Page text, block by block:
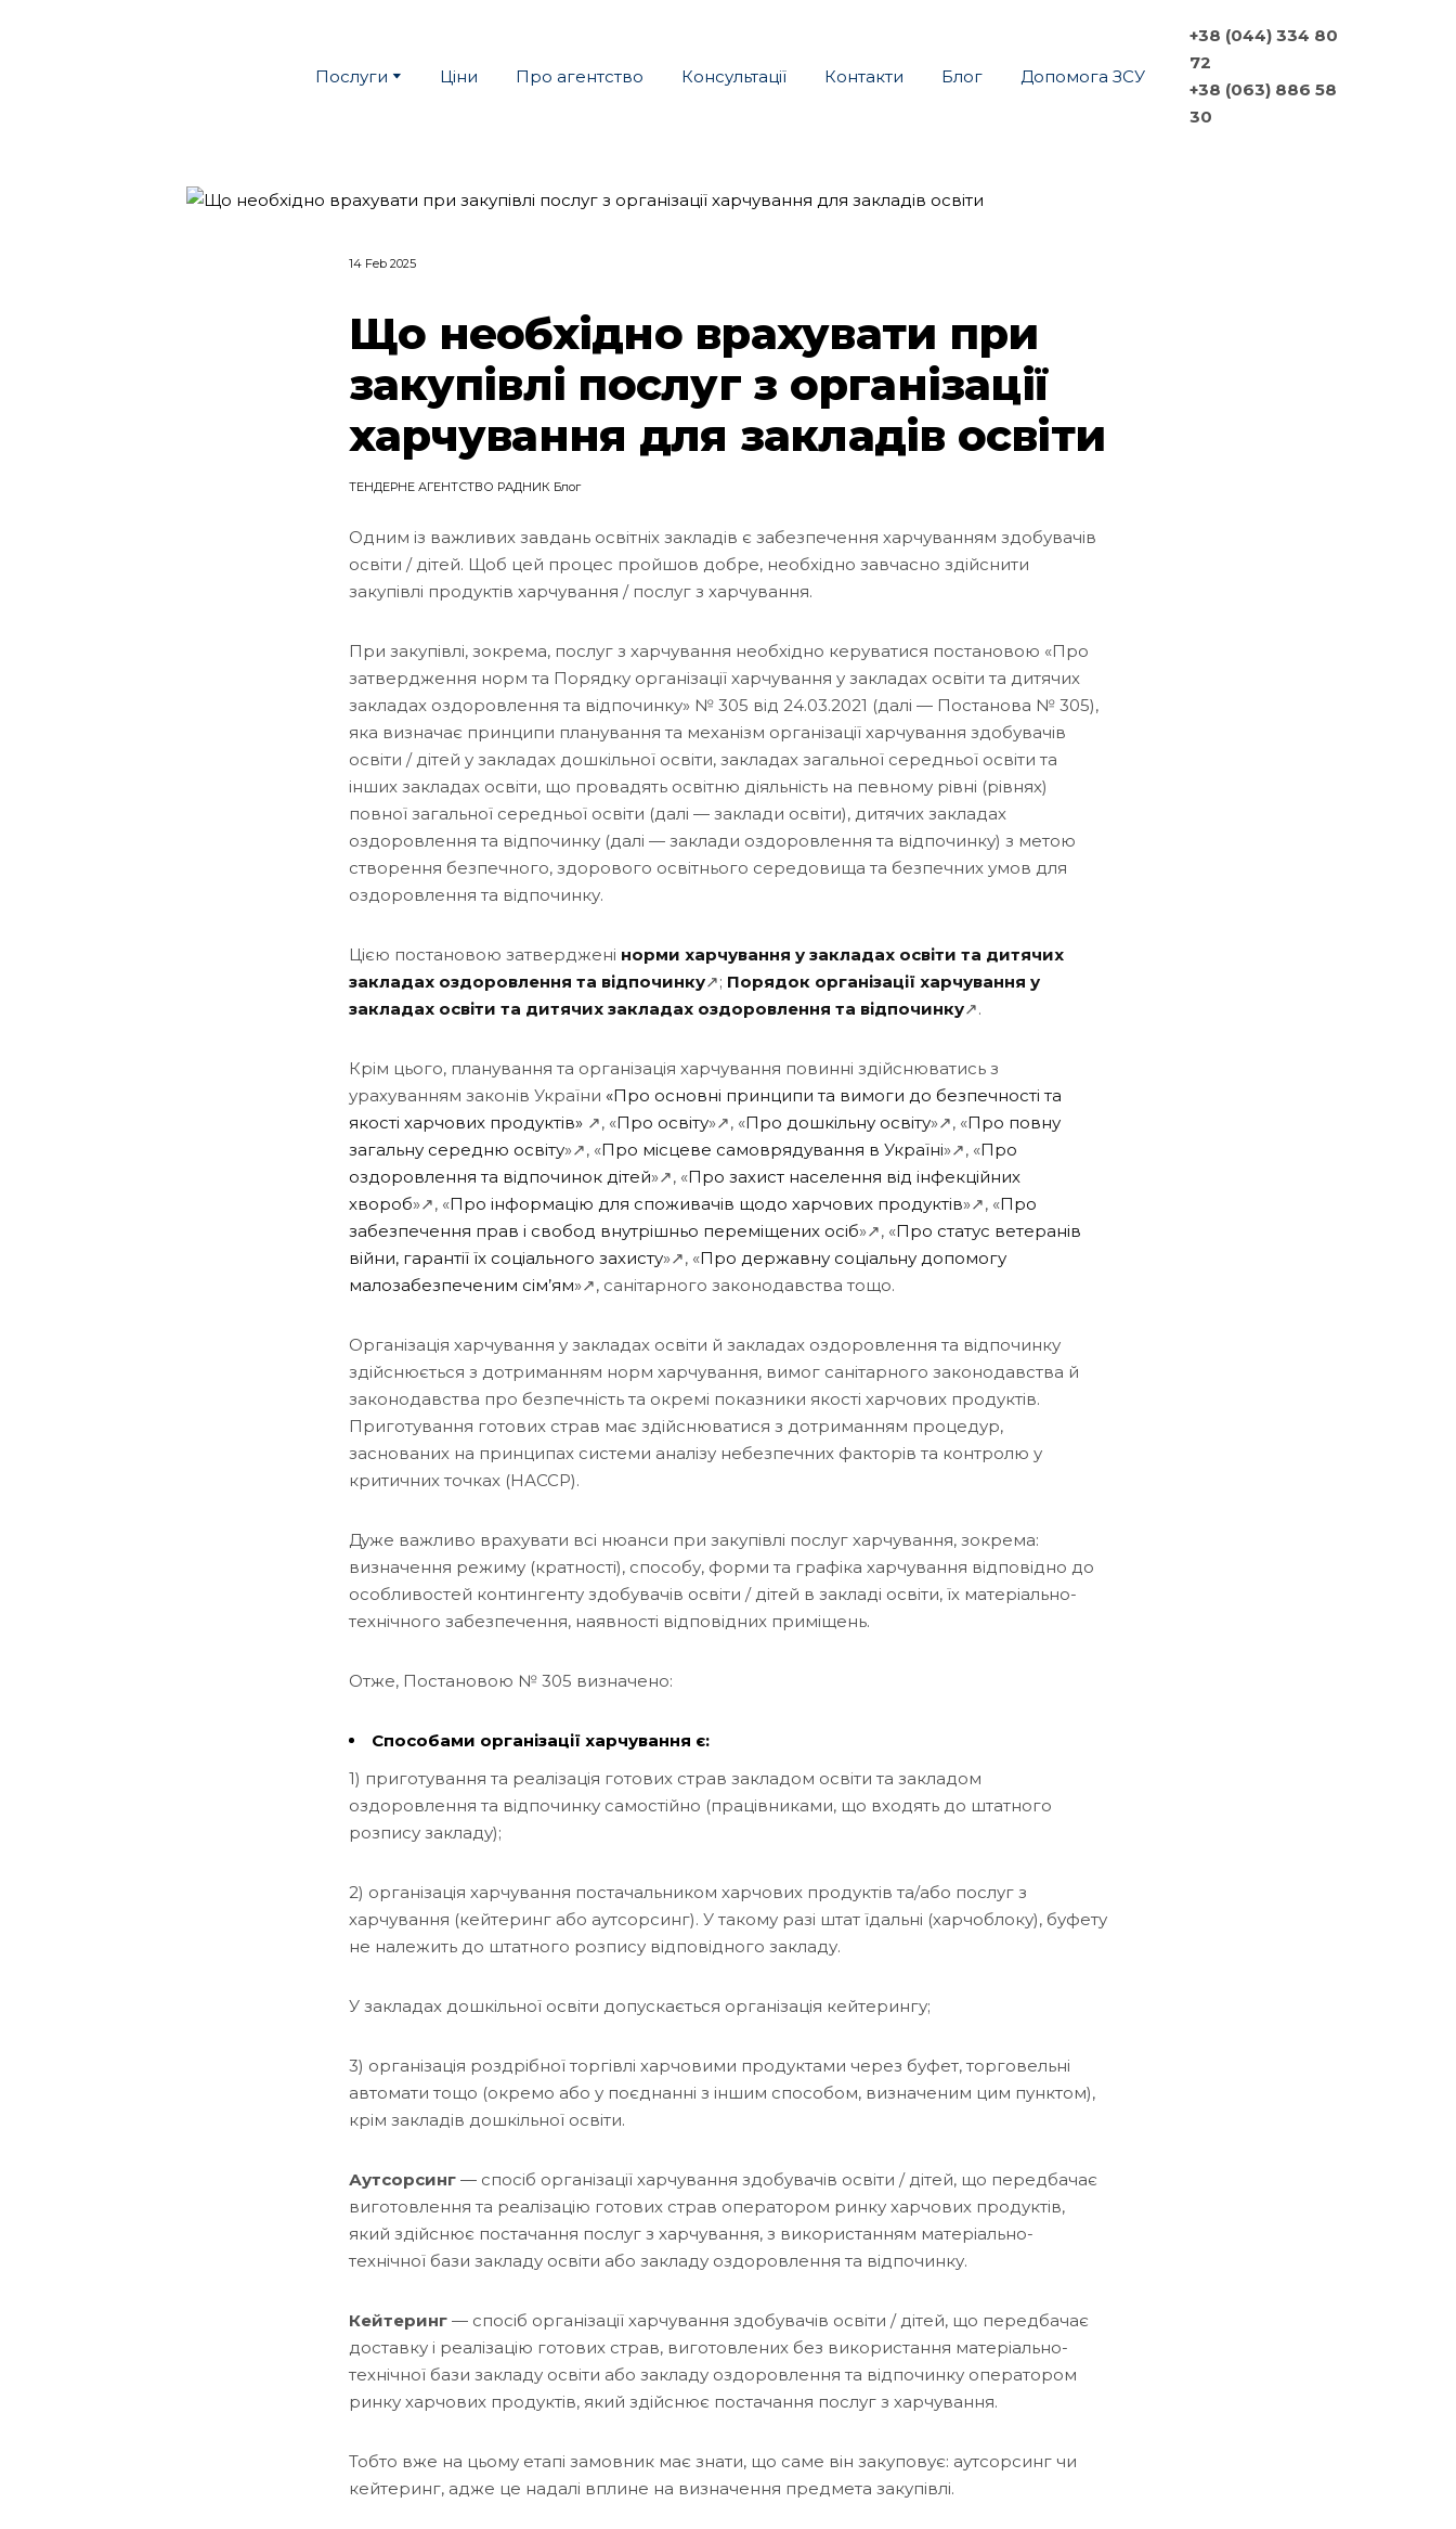
Послуги Ціни Про агентство Консультації Контакти Блог Допомога ЗСУ
+38 (044) 334 80
72
+38 (063) 886 58
30
14 Feb 2025
Що необхідно врахувати при
закупівлі послуг з організації
харчування для закладів освіти
ТЕНДЕРНЕ АГЕНТСТВО РАДНИК Блог
Одним із важливих завдань освітніх закладів є забезпечення харчуванням здобувачів
освіти / дітей. Щоб цей процес пройшов добре, необхідно завчасно здійснити
закупівлі продуктів харчування / послуг з харчування.
При закупівлі, зокрема, послуг з харчування необхідно керуватися постановою «Про
затвердження норм та Порядку організації харчування у закладах освіти та дитячих
закладах оздоровлення та відпочинку» № 305 від 24.03.2021 (далі — Постанова № 305),
яка визначає принципи планування та механізм організації харчування здобувачів
освіти / дітей у закладах дошкільної освіти, закладах загальної середньої освіти та
інших закладах освіти, що провадять освітню діяльність на певному рівні (рівнях)
повної загальної середньої освіти (далі — заклади освіти), дитячих закладах
оздоровлення та відпочинку (далі — заклади оздоровлення та відпочинку) з метою
створення безпечного, здорового освітнього середовища та безпечних умов для
оздоровлення та відпочинку.
Цією постановою затверджені норми харчування у закладах освіти та дитячих
закладах оздоровлення та відпочинку↗; Порядок організації харчування у
закладах освіти та дитячих закладах оздоровлення та відпочинку↗.
Крім цього, планування та організація харчування повинні здійснюватись з
урахуванням законів України «Про основні принципи та вимоги до безпечності та
якості харчових продуктів» ↗, «Про освіту»↗, «Про дошкільну освіту»↗, «Про повну
загальну середню освіту»↗, «Про місцеве самоврядування в Україні»↗, «Про
оздоровлення та відпочинок дітей»↗, «Про захист населення від інфекційних
хвороб»↗, «Про інформацію для споживачів щодо харчових продуктів»↗, «Про
забезпечення прав і свобод внутрішньо переміщених осіб»↗, «Про статус ветеранів
війни, гарантії їх соціального захисту»↗, «Про державну соціальну допомогу
малозабезпеченим сім’ям»↗, санітарного законодавства тощо.
Організація харчування у закладах освіти й закладах оздоровлення та відпочинку
здійснюється з дотриманням норм харчування, вимог санітарного законодавства й
законодавства про безпечність та окремі показники якості харчових продуктів.
Приготування готових страв має здійснюватися з дотриманням процедур,
заснованих на принципах системи аналізу небезпечних факторів та контролю у
критичних точках (НАССР).
Дуже важливо врахувати всі нюанси при закупівлі послуг харчування, зокрема:
визначення режиму (кратності), способу, форми та графіка харчування відповідно до
особливостей контингенту здобувачів освіти / дітей в закладі освіти, їх матеріально-
технічного забезпечення, наявності відповідних приміщень.
Отже, Постановою № 305 визначено:
Способами організації харчування є:
1) приготування та реалізація готових страв закладом освіти та закладом
оздоровлення та відпочинку самостійно (працівниками, що входять до штатного
розпису закладу);
2) організація харчування постачальником харчових продуктів та/або послуг з
харчування (кейтеринг або аутсорсинг). У такому разі штат їдальні (харчоблоку), буфету
не належить до штатного розпису відповідного закладу.
У закладах дошкільної освіти допускається організація кейтерингу;
3) організація роздрібної торгівлі харчовими продуктами через буфет, торговельні
автомати тощо (окремо або у поєднанні з іншим способом, визначеним цим пунктом),
крім закладів дошкільної освіти.
Аутсорсинг — спосіб організації харчування здобувачів освіти / дітей, що передбачає
виготовлення та реалізацію готових страв оператором ринку харчових продуктів,
який здійснює постачання послуг з харчування, з використанням матеріально-
технічної бази закладу освіти або закладу оздоровлення та відпочинку.
Кейтеринг — спосіб організації харчування здобувачів освіти / дітей, що передбачає
доставку і реалізацію готових страв, виготовлених без використання матеріально-
технічної бази закладу освіти або закладу оздоровлення та відпочинку оператором
ринку харчових продуктів, який здійснює постачання послуг з харчування.
Тобто вже на цьому етапі замовник має знати, що саме він закуповує: аутсорсинг чи
кейтеринг, адже це надалі вплине на визначення предмета закупівлі.